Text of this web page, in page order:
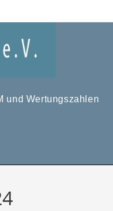
und Wertungszahlen